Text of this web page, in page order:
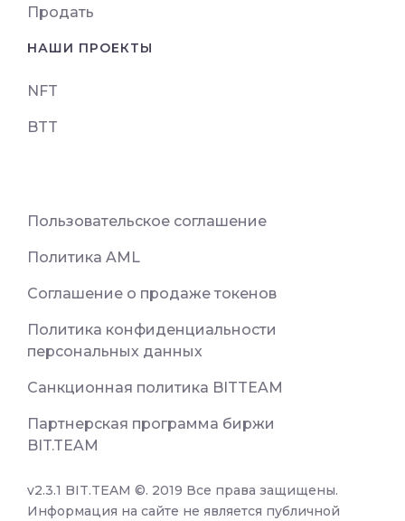
Продать
НАШИ ПРОЕКТЫ
NFT
BTT
Пользовательское соглашение
Политика AML
Соглашение о продаже токенов
Политика конфиденциальности
персональных данных
Санкционная политика BITTEAM
Партнерская программа биржи
BIT.TEAM
v2.3.1 BIT.TEAM ©. 2019 Все права защищены.
Информация на сайте не является публичной